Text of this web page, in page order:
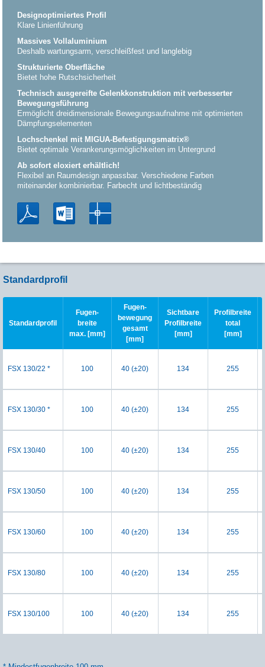
Designoptimiertes Profil
Klare Linienführung
Massives Vollaluminium
Deshalb wartungsarm, verschleißfest und langlebig
Strukturierte Oberfläche
Bietet hohe Rutschsicherheit
Technisch ausgereifte Gelenkkonstruktion mit verbesserter
Bewegungsführung
Ermöglicht dreidimensionale Bewegungsaufnahme mit optimierten
Dämpfungselementen
Lochschenkel mit MIGUA-Befestigungsmatrix®
Bietet optimale Verankerungsmöglichkeiten im Untergrund
Ab sofort eloxiert erhältlich!
Flexibel an Raumdesign anpassbar. Verschiedene Farben
miteinander kombinierbar. Farbecht und lichtbeständig
Standardprofil
Standardprofil
Fugen-
breite
max. [mm]
Fugen-
bewegung
gesamt
[mm]
Sichtbare
Profilbreite
[mm]
Profilbreite
total
[mm]
FSX 130/22 * 100 40 (±20) 134 255
FSX 130/30 * 100 40 (±20) 134 255
FSX 130/40 100 40 (±20) 134 255
FSX 130/50 100 40 (±20) 134 255
FSX 130/60 100 40 (±20) 134 255
FSX 130/80 100 40 (±20) 134 255
FSX 130/100 100 40 (±20) 134 255